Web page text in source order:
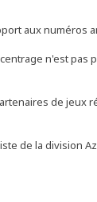
aux numéros
n'est pas
de jeux
de la division